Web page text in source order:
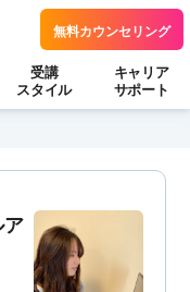
無料カウンセリング
受講
スタイル
キャリア
サポート